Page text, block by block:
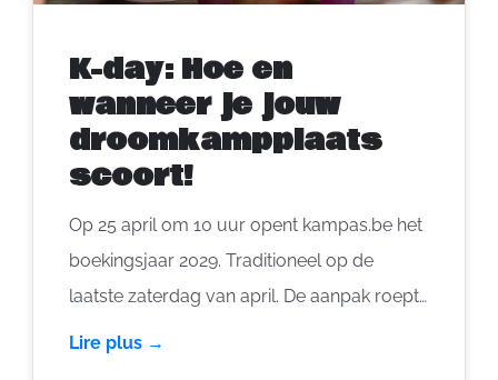
K-day: Hoe en
wanneer je jouw
droomkampplaats
scoort!
Op 25 april om 10 uur opent kampas.be het
boekingsjaar 2029. Traditioneel op de
laatste zaterdag van april. De aanpak roept
soms wat vragen op … Waarom ‘maar’ tot in
Lire plus →